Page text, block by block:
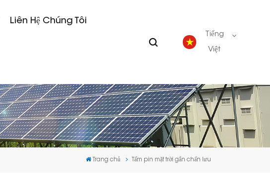
Liên Hệ Chúng Tôi
Tiếng
Việt
English
Deutsch
español
Trang chủ Tấm pin mặt trời gắn chấn lưu